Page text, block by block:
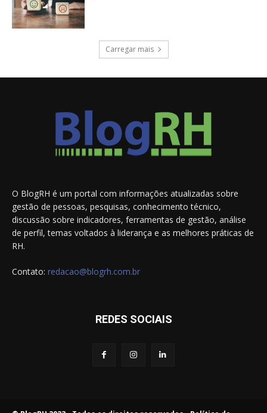
Carregar mais
O BlogRH é um portal com informações atualizadas sobre
gestão de pessoas, pesquisas, conhecimento técnico,
discussão sobre indicadores, ferramentas de gestão, análise
de perfil, temas voltados à liderança e as melhores práticas de
RH.
Contato: redacao@blogrh.com.br
REDES SOCIAIS